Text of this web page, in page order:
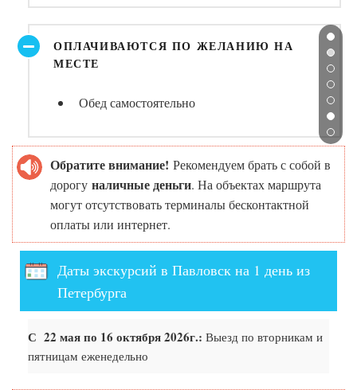
ОПЛАЧИВАЮТСЯ ПО ЖЕЛАНИЮ НА
МЕСТЕ
Обед самостоятельно
Обратите внимание! Рекомендуем брать с собой в
дорогу наличные деньги. На объектах маршрута
могут отсутствовать терминалы бесконтактной
оплаты или интернет.
Даты экскурсий в Павловск на 1 день из
Петербурга
С 22 мая по 16 октября 2026г.: Выезд по вторникам и
пятницам еженедельно